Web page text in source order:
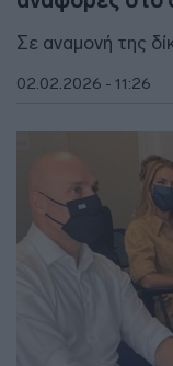
Σε αναμονή της
02.02.2026 - 11:26